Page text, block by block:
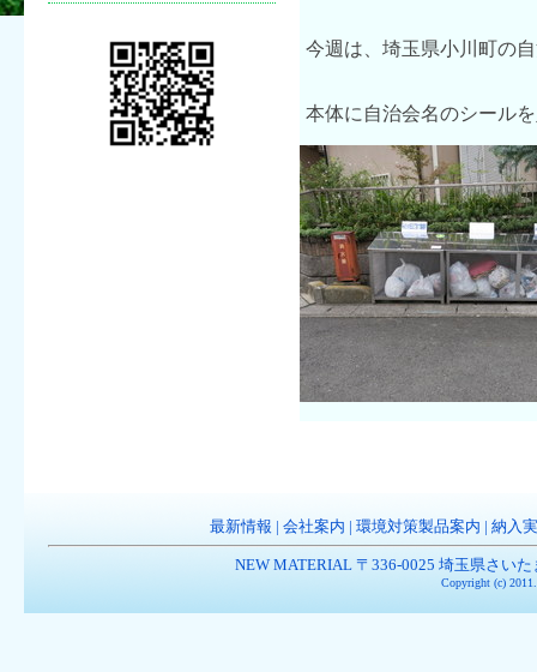
今週は、埼玉県小川町の
本体に自治会名のシール
最新情報 会社案内 環境対策製品案内 納入
NEW MATERIAL 〒336-0025 埼玉県さい
Copyright (c)